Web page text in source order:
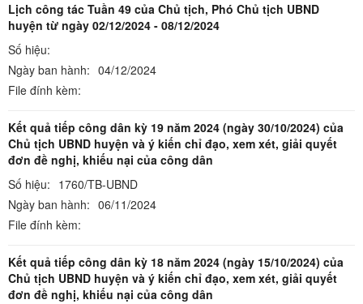
Lịch công tác Tuần 49 của Chủ tịch, Phó Chủ tịch UBND
huyện từ ngày 02/12/2024 - 08/12/2024
Số hiệu:
Ngày ban hành: 04/12/2024
File đính kèm:
Kết quả tiếp công dân kỳ 19 năm 2024 (ngày 30/10/2024) của
Chủ tịch UBND huyện và ý kiến chỉ đạo, xem xét, giải quyết
đơn đề nghị, khiếu nại của công dân
Số hiệu: 1760/TB-UBND
Ngày ban hành: 06/11/2024
File đính kèm:
Kết quả tiếp công dân kỳ 18 năm 2024 (ngày 15/10/2024) của
Chủ tịch UBND huyện và ý kiến chỉ đạo, xem xét, giải quyết
đơn đề nghị, khiếu nại của công dân